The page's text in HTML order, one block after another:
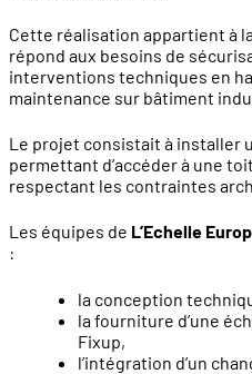
Cette réalisation appartient à
répond aux besoins de
interventions techniques en
maintenance sur bâtiment
Le projet consistait à installer
permettant d’accéder à une
respectant les contraintes
Les équipes de L’Echelle
:
la conception
la fourniture d’une
Fixup,
l’intégration d’un